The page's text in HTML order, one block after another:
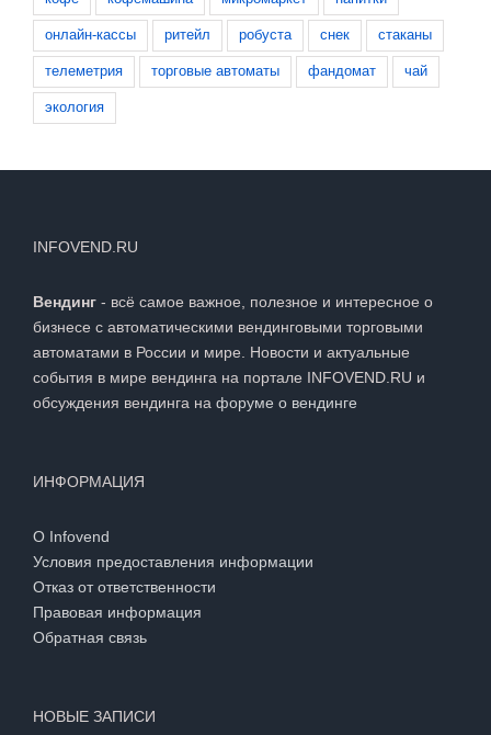
кофе кофемашина микромаркет напитки
онлайн-кассы ритейл робуста снек стаканы
телеметрия
Вендинг- всё самое важное, полезное и интересное о
бизнесе с автоматическими вендинговыми торговыми
автоматами в России и мире. Новости и актуальные
события в мире вендинга на портале INFOVEND.RU и
О Infovend
Условия предоставления информации
Отказ от ответственности
Правовая информация